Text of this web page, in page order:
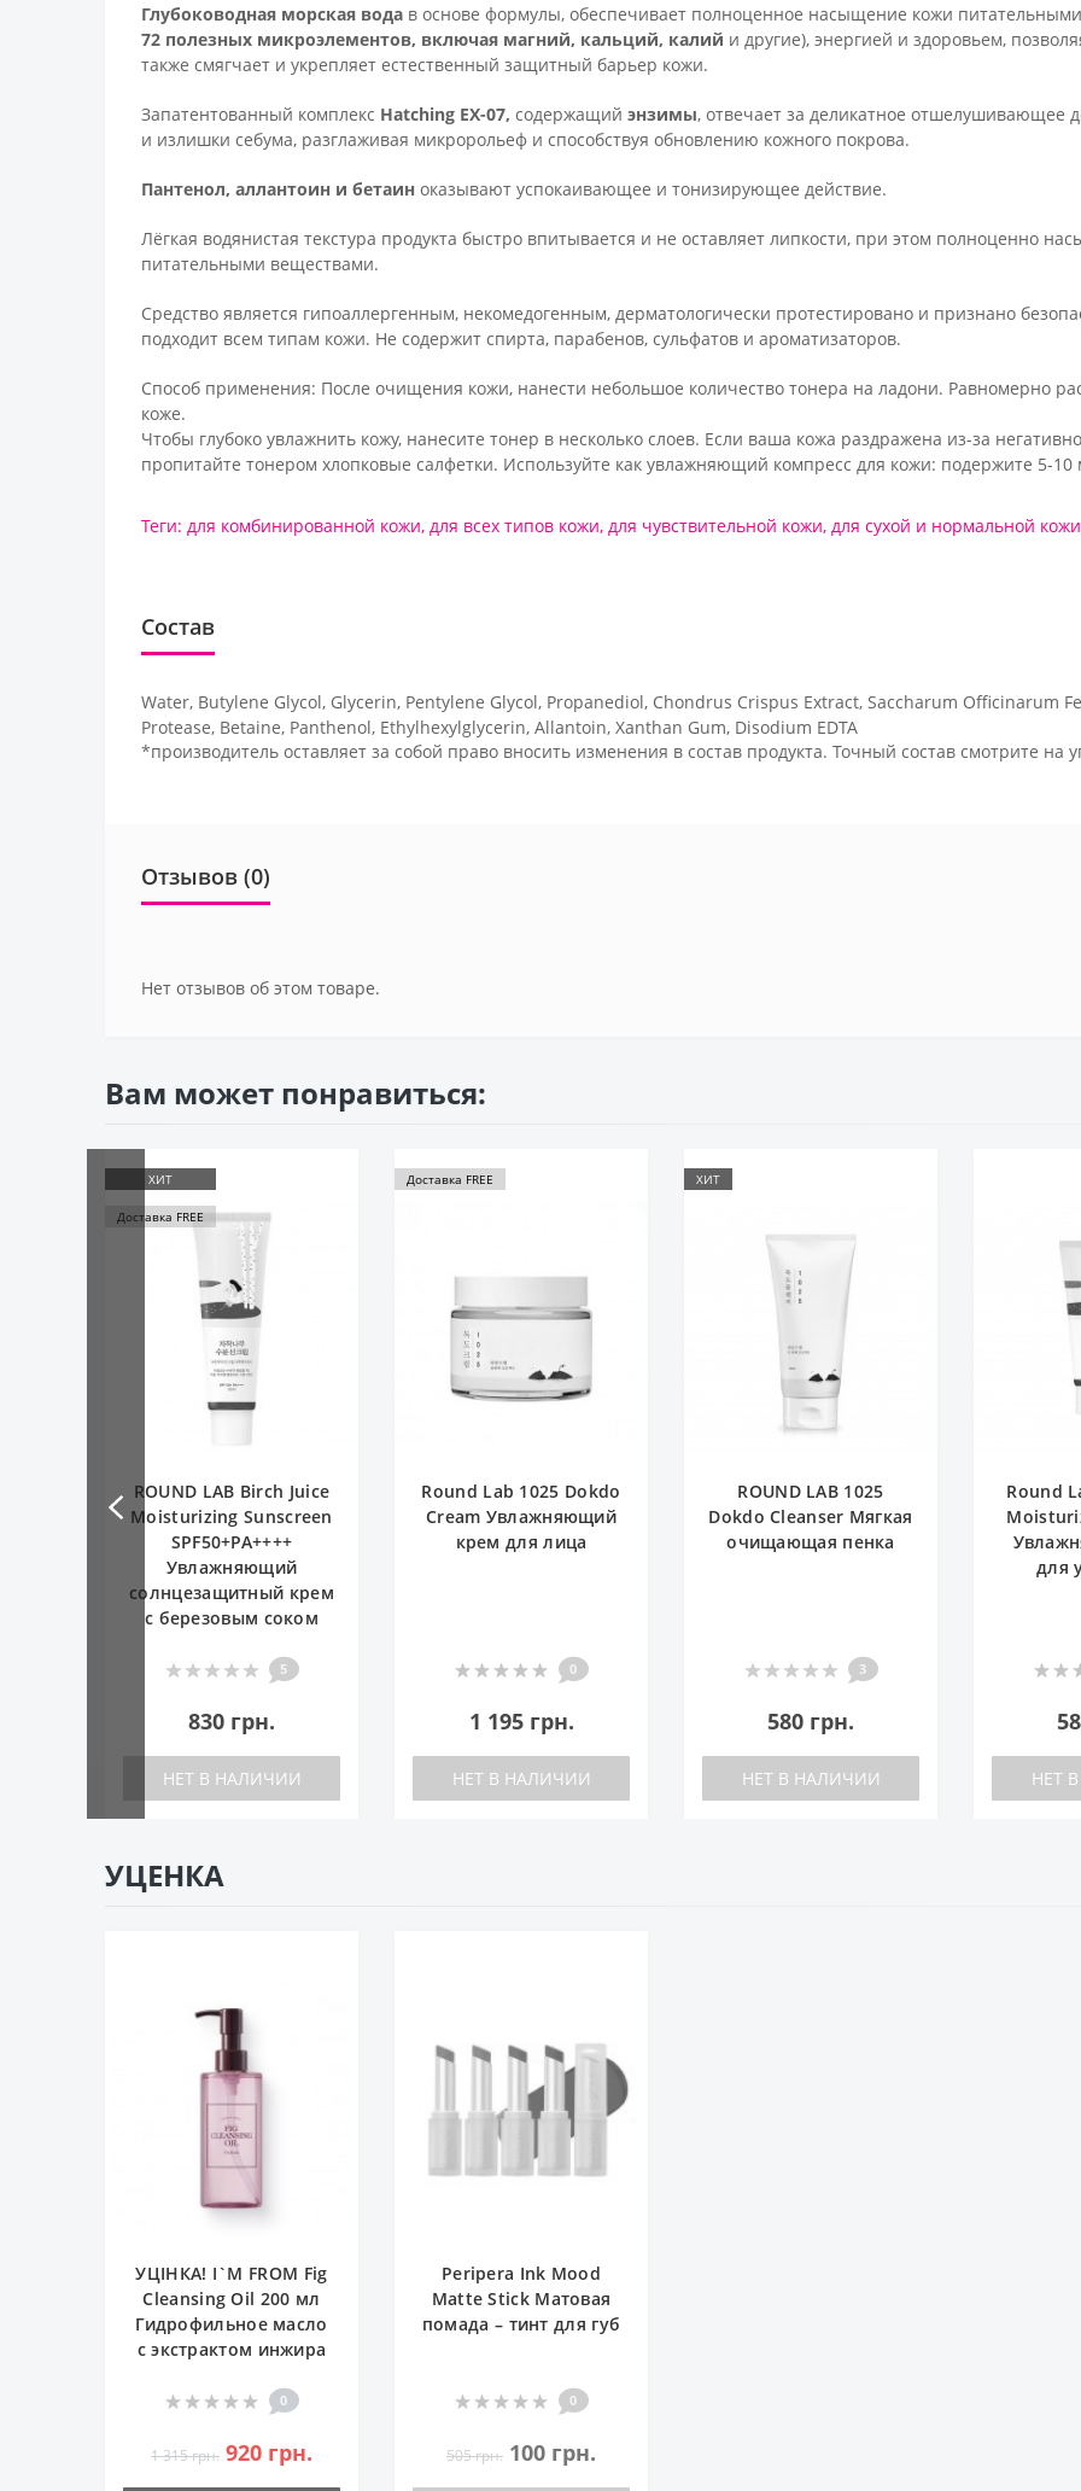
Глубоководная морская вода в основе формулы, обеспечивает полноценное насыщение кожи
72 полезных микроэлементов, включая магний, кальций, калий и другие), энергией и здоровьем,
также смягчает и укрепляет естественный защитный барьер кожи.
Запатентованный комплекс Hatching EX-07, содержащий энзимы, отвечает за деликатное отшелушивающее
и излишки себума, разглаживая микророльеф и способствуя обновлению кожного покрова.
Пантенол, аллантоин и бетаин оказывают успокаивающее и тонизирующее действие.
Лёгкая водянистая текстура продукта быстро впитывается и не оставляет липкости, при этом полноценно
питательными веществами.
Средство является гипоаллергенным, некомедогенным, дерматологически протестировано и признано
подходит всем типам кожи. Не содержит спирта, парабенов, сульфатов и ароматизаторов.
Способ применения: После очищения кожи, нанести небольшое количество тонера на ладони. Равномерно
коже.
Чтобы глубоко увлажнить кожу, нанесите тонер в несколько слоев. Если ваша кожа раздражена из-за
пропитайте тонером хлопковые салфетки. Используйте как увлажняющий компресс для кожи: подержите 5-10
Теги: для комбинированной кожи, для всех типов кожи, для чувствительной кожи, для сухой и нормальной кожи
Состав
Water, Butylene Glycol, Glycerin, Pentylene Glycol, Propanediol, Chondrus Crispus Extract, Saccharum Officinarum
Protease, Betaine, Panthenol, Ethylhexylglycerin, Allantoin, Xanthan Gum, Disodium EDTA
*производитель оставляет за собой право вносить изменения в состав продукта. Точный состав смотрите на
Отзывов (0)
Нет отзывов об этом товаре.
Вам может понравиться:
Доставка FREE
Round Lab 1025 Dokdo
Cream Увлажняющий
крем для лица
0
1 195 грн.
НЕТ В НАЛИЧИИ
ХИТ
ROUND LAB 1025
Dokdo Cleanser Мягкая
очищающая пенка
3
580 грн.
НЕТ В НАЛИЧИИ
Round Lab Birch Juice
Moisturizing Cleanser
Увлажняющий гель
0
580 грн.
НЕТ В НАЛИЧИИ
Dokdo
НЕТ
УЦЕНКА
УЦІНКА! I`M FROM Fig
Cleansing Oil 200 мл
Гидрофильное масло
с экстрактом инжира
0
1 315 грн. 920 грн.
Peripera Ink Mood
Matte Stick Матовая
помада – тинт для губ
0
505 грн. 100 грн.